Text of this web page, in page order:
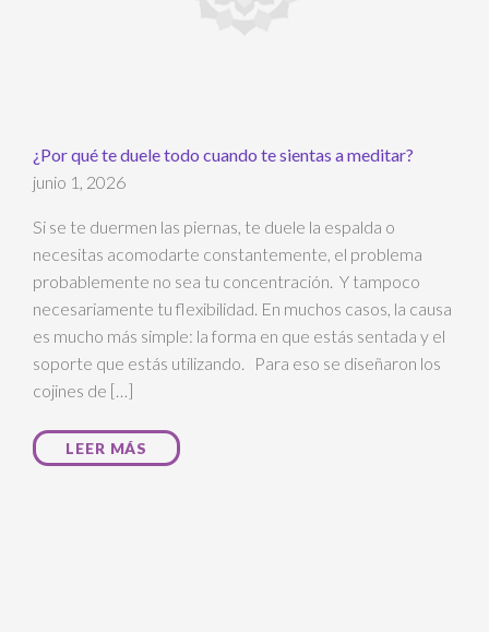
¿Por qué te duele todo cuando te sientas a meditar?
junio 1, 2026
Si se te duermen las piernas, te duele la espalda o
necesitas acomodarte constantemente, el problema
probablemente no sea tu concentración. Y tampoco
necesariamente tu flexibilidad. En muchos casos, la causa
es mucho más simple: la forma en que estás sentada y el
soporte que estás utilizando. Para eso se diseñaron los
cojines de […]
LEER MÁS